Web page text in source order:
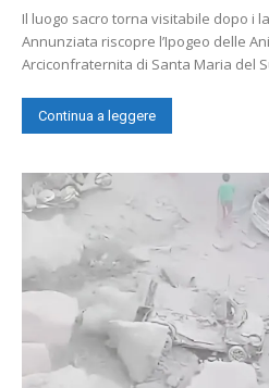
Il luogo sacro torna visitabile dopo i
Annunziata riscopre l’Ipogeo delle
Arciconfraternita di Santa Maria del
Continua a leggere